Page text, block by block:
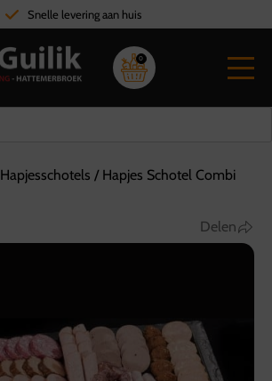
Snelle levering aan huis
0
Hapjesschotels / Hapjes Schotel Combi
Delen